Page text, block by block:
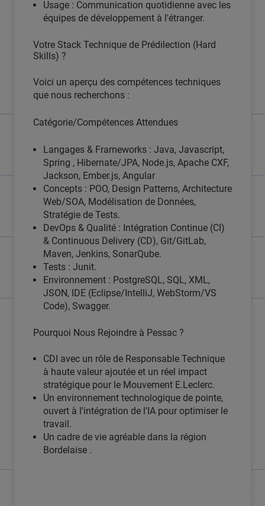
Usage : Communication quotidienne avec les
équipes de développement à l'étranger.
Votre Stack Technique de Prédilection (Hard
Skills) ?
Voici un aperçu des compétences techniques
que nous recherchons :
Catégorie/Compétences Attendues
Langages & Frameworks : Java, Javascript,
Spring , Hibernate/JPA, Node.js, Apache CXF,
Jackson, Ember.js, Angular
Concepts : POO, Design Patterns, Architecture
Web/SOA, Modélisation de Données,
Stratégie de Tests.
DevOps & Qualité : Intégration Continue (CI)
& Continuous Delivery (CD), Git/GitLab,
Maven, Jenkins, SonarQube.
Tests : Junit.
Environnement : PostgreSQL, SQL, XML,
JSON, IDE (Eclipse/IntelliJ, WebStorm/VS
Code), Swagger.
Pourquoi Nous Rejoindre à Pessac ?
CDI avec un rôle de Responsable Technique
à haute valeur ajoutée et un réel impact
stratégique pour le Mouvement E.Leclerc.
Un environnement technologique de pointe,
ouvert à l'intégration de l'IA pour optimiser le
travail.
Un cadre de vie agréable dans la région
Bordelaise .